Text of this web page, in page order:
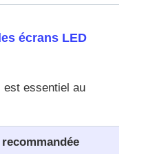
écrans LED
est essentiel au